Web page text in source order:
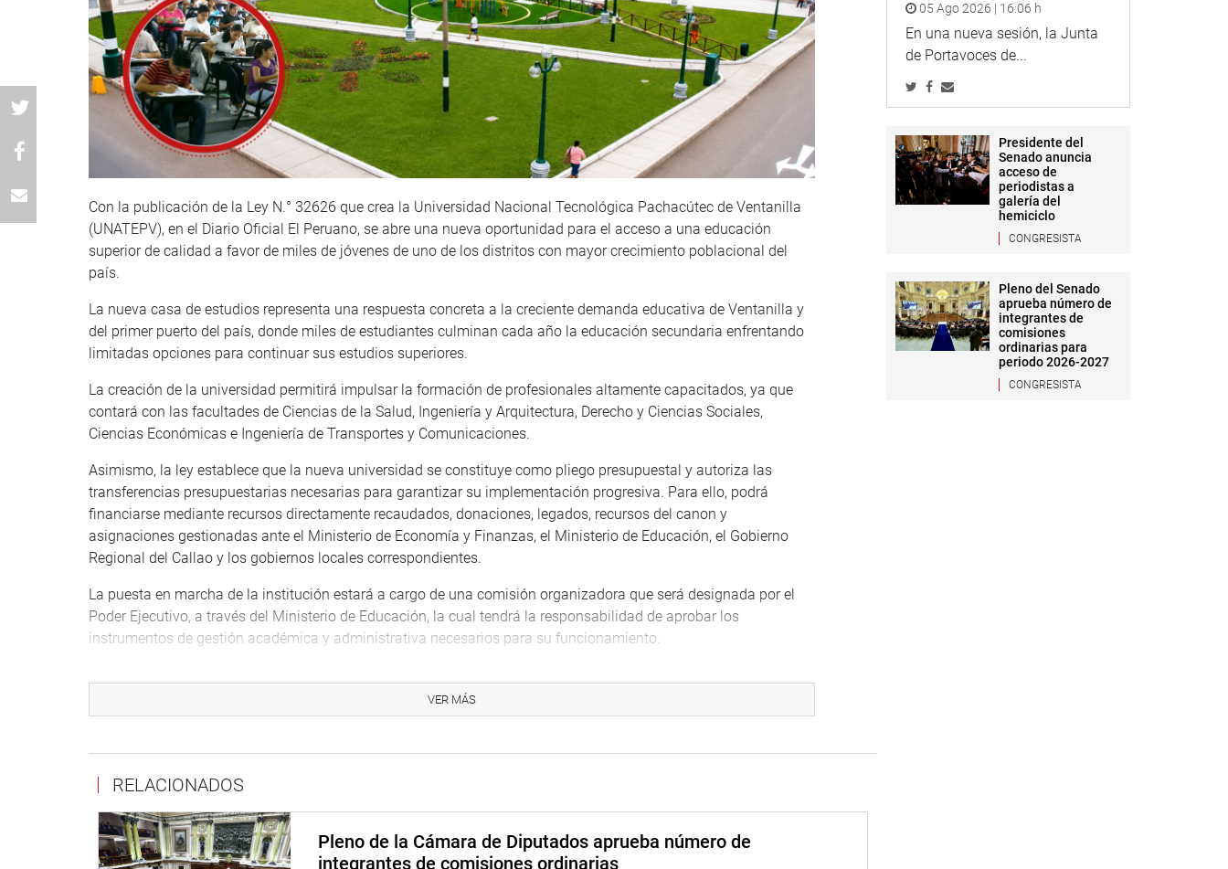
Con la publicación de la Ley N.° 32626 que crea la Universidad Nacional Tecnológica Pachacútec de Ventanilla
(UNATEPV), en el Diario Oficial El Peruano, se abre una nueva oportunidad para el acceso a una educación
superior de calidad a favor de miles de jóvenes de uno de los distritos con mayor crecimiento poblacional del
país.
La nueva casa de estudios representa una respuesta concreta a la creciente demanda educativa de Ventanilla y
del primer puerto del país, donde miles de estudiantes culminan cada año la educación secundaria enfrentando
limitadas opciones para continuar sus estudios superiores.
La creación de la universidad permitirá impulsar la formación de profesionales altamente capacitados, ya que
contará con las facultades de Ciencias de la Salud, Ingeniería y Arquitectura, Derecho y Ciencias Sociales,
Ciencias Económicas e Ingeniería de Transportes y Comunicaciones.
Asimismo, la ley establece que la nueva universidad se constituye como pliego presupuestal y autoriza las
transferencias presupuestarias necesarias para garantizar su implementación progresiva. Para ello, podrá
financiarse mediante recursos directamente recaudados, donaciones, legados, recursos del canon y
asignaciones gestionadas ante el Ministerio de Economía y Finanzas, el Ministerio de Educación, el Gobierno
Regional del Callao y los gobiernos locales correspondientes.
La puesta en marcha de la institución estará a cargo de una comisión organizadora que será designada por el
Poder Ejecutivo, a través del Ministerio de Educación, la cual tendrá la responsabilidad de aprobar los
instrumentos de gestión académica y administrativa necesarios para su funcionamiento.
12772/2024-CR, entre otros, y fue aprobada por amplia mayoría en el Pleno del Congreso el pasado 14 de mayo.
VER MÁS
RELACIONADOS
Pleno de la Cámara de Diputados aprueba número de
integrantes de comisiones ordinarias
05 Ago 2026 | 16:06 h
En una nueva sesión, la Junta
de Portavoces de...
Presidente del
Senado anuncia
acceso de
periodistas a
galería del
hemiciclo
CONGRESISTA
Pleno del Senado
aprueba número de
integrantes de
comisiones
ordinarias para
periodo 2026-2027
CONGRESISTA